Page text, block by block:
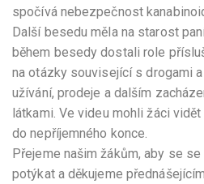
spočívá nebezpečnost
Další besedu měla na starost
během besedy dostali role
na otázky související s drogami
užívání, prodeje a dalším
látkami. Ve videu mohli žáci
do nepříjemného konce.
Přejeme našim žákům, aby se
potýkat a děkujeme